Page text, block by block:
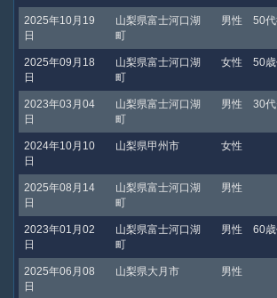
2025年10月19
日
山梨県富士河口湖
町
男性 50
2025年09月18
日
山梨県富士河口湖
町
女性 50
2023年03月04
日
山梨県富士河口湖
町
男性 30
2024年10月10
日
山梨県甲州市 女性
2025年08月14
日
山梨県富士河口湖
町
男性
2023年01月02
日
山梨県富士河口湖
町
男性 60
2025年06月08
日
山梨県大月市 男性